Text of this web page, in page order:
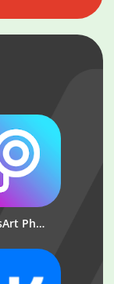
PicsArt Photo Studio: Редактор фото и коллажей